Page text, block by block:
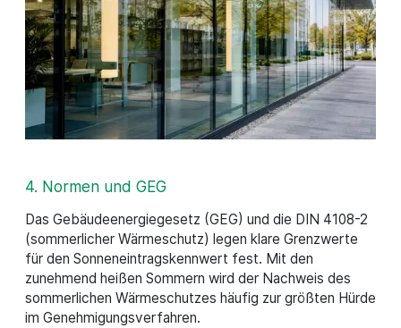
4. Normen und GEG
Das Gebäudeenergiegesetz (GEG) und die DIN 4108-2
(sommerlicher Wärmeschutz) legen klare Grenzwerte
für den Sonneneintragskennwert fest. Mit den
zunehmend heißen Sommern wird der Nachweis des
sommerlichen Wärmeschutzes häufig zur größten Hürde
im Genehmigungsverfahren.